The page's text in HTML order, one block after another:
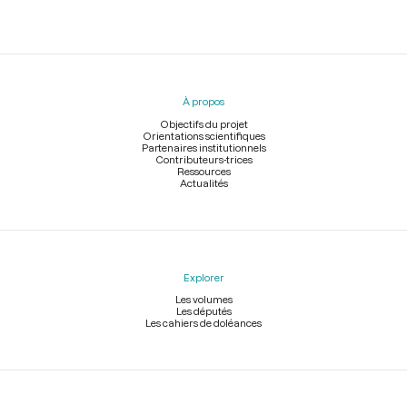
Menu
À propos
Objectifs du projet
Orientations scientifiques
Partenaires institutionnels
Contributeurs-trices
Ressources
Actualités
Explorer
Les volumes
Les députés
Les cahiers de doléances